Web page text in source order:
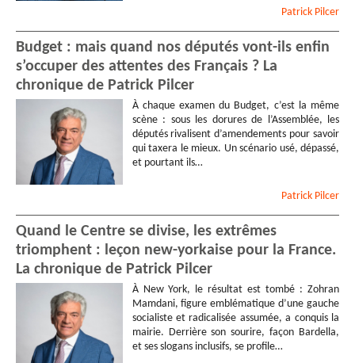
Patrick Pilcer
Budget : mais quand nos députés vont-ils enfin
s’occuper des attentes des Français ? La
chronique de Patrick Pilcer
À chaque examen du Budget, c’est la même
scène : sous les dorures de l’Assemblée, les
députés rivalisent d’amendements pour savoir
qui taxera le mieux. Un scénario usé, dépassé,
et pourtant ils…
Patrick Pilcer
Quand le Centre se divise, les extrêmes
triomphent : leçon new-yorkaise pour la France.
La chronique de Patrick Pilcer
À New York, le résultat est tombé : Zohran
Mamdani, figure emblématique d’une gauche
socialiste et radicalisée assumée, a conquis la
mairie. Derrière son sourire, façon Bardella,
et ses slogans inclusifs, se profile…